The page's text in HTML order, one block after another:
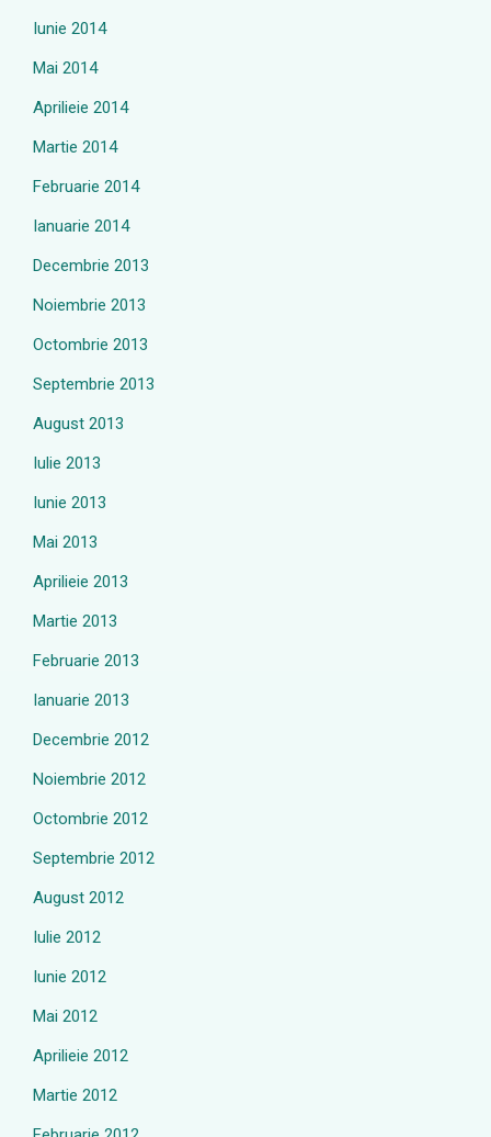
Iunie 2014
Mai 2014
Aprilieie 2014
Martie 2014
Februarie 2014
Ianuarie 2014
Decembrie 2013
Noiembrie 2013
Octombrie 2013
Septembrie 2013
August 2013
Iulie 2013
Iunie 2013
Mai 2013
Aprilieie 2013
Martie 2013
Februarie 2013
Ianuarie 2013
Decembrie 2012
Noiembrie 2012
Octombrie 2012
Septembrie 2012
August 2012
Iulie 2012
Iunie 2012
Mai 2012
Aprilieie 2012
Martie 2012